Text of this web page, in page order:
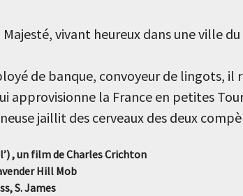
Majesté, vivant heureux dans une ville
de banque, convoyeur de lingots, il
approvisionne la France en petites
jaillit des cerveaux des deux
, un film de Charles Crichton
Hill Mob
S. James